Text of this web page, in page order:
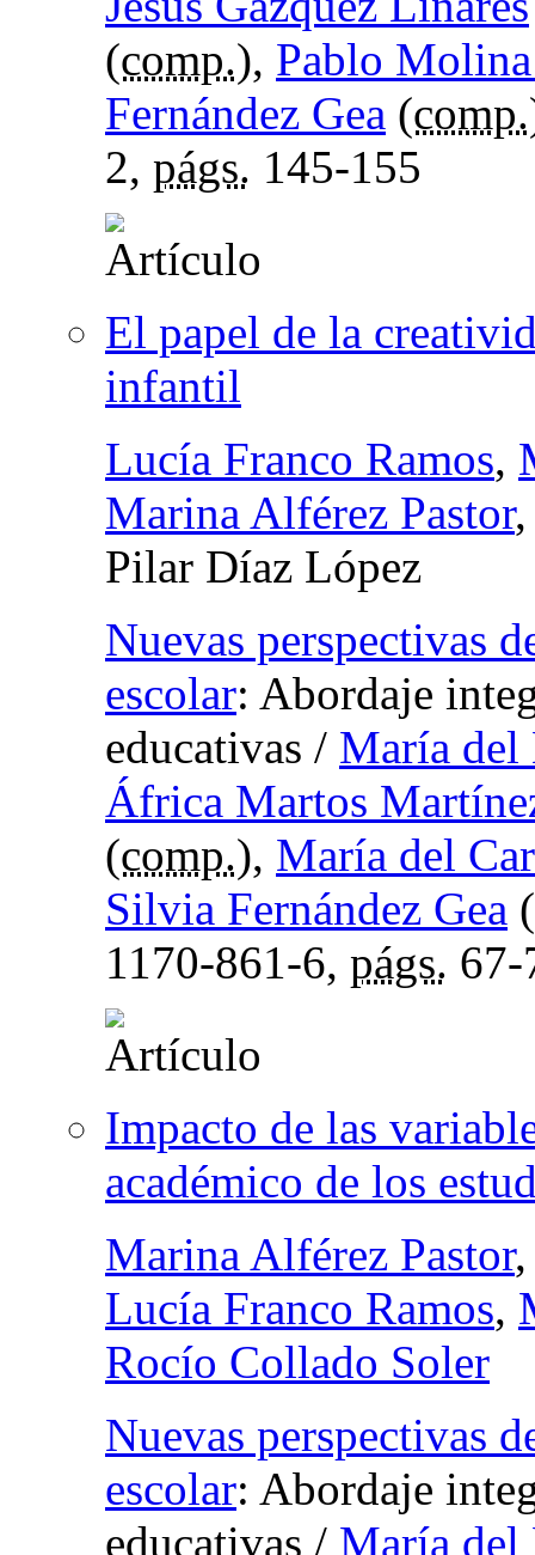
(comp.), Pablo
Fernández Gea (comp.
2, págs. 145-155
El papel de la
infantil
Lucía Franco Ramos,
Marina Alférez Pastor
Pilar Díaz López
Nuevas perspectivas
escolar: Abordaje
educativas / María del
África Martos
(comp.), María del
Silvia Fernández Gea (
1170-861-6, págs. 67-
Impacto de las
académico de los
Marina Alférez Pastor
Lucía Franco Ramos,
Rocío Collado Soler
Nuevas perspectivas
escolar: Abordaje
educativas / María del